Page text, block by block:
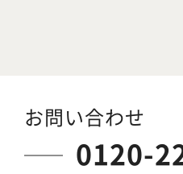
お問い合わせ
0120-